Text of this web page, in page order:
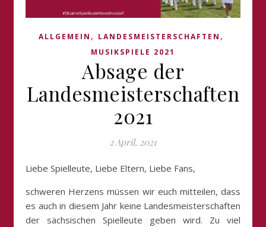
ALLGEMEIN , LANDESMEISTERSCHAFTEN ,
MUSIKSPIELE 2021
Absage der
Landesmeisterschaften
2021
2 April, 2021
Liebe Spielleute, Liebe Eltern, Liebe Fans,
schweren Herzens müssen wir euch mitteilen, dass
es auch in diesem Jahr keine Landesmeisterschaften
der sächsischen Spielleute geben wird. Zu viel